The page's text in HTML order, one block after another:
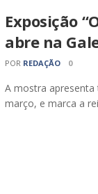
Exposição
abre na
POR REDAÇÃO 0
A mostra apresenta
março, e marca a